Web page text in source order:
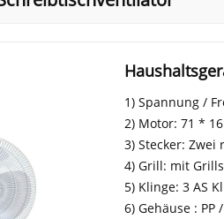
1) Spannung /
2) Motor: 71 *
3) Stecker: Zwei
4) Grill: mit
5) Klinge: 3 AS
6) Gehäuse : PP